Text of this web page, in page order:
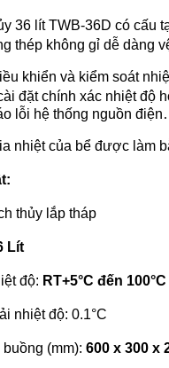
36 lít TWB-36D có cấu
thép không gỉ dễ dàng
khiển và kiểm soát
đặt chính xác nhiệt độ
lỗi hệ thống nguồn điện…
nhiệt của bể được làm
thủy lắp tháp
Lít
độ: RT+5°C đến 100°C
nhiệt độ: 0.1°C
(mm): 600 x 300 x